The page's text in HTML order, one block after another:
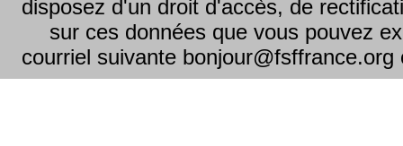
disposez d'un droit d'accès, de
sur ces données que vous pouvez
courriel suivante